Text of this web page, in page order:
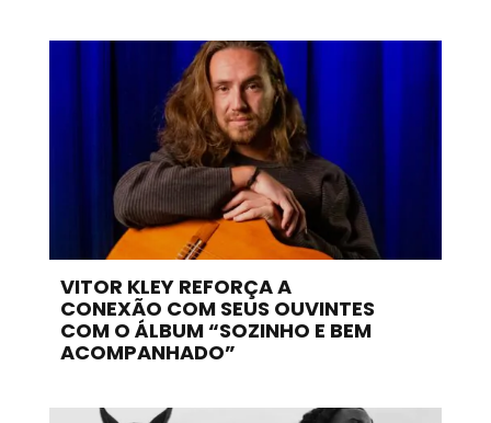
VITOR KLEY REFORÇA A
CONEXÃO COM SEUS OUVINTES
COM O ÁLBUM “SOZINHO E BEM
ACOMPANHADO”